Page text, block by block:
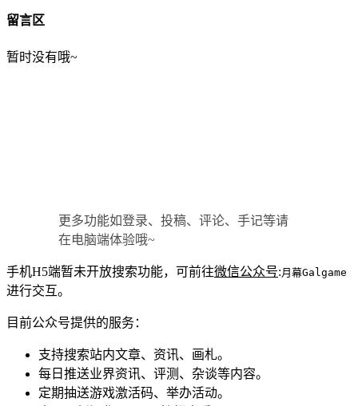
留言区
暂时没有哦~
更多功能如登录、投稿、评论、手记等请
在电脑端体验哦~
手机H5端暂未开放搜索功能，可前往微信公众号: 月幕Galgame
进行交互。
目前公众号提供的服务：
支持搜索站内文章、资讯、画札。
每日推送业界资讯、评测、杂谈等内容。
定期抽送游戏激活码、举办活动。